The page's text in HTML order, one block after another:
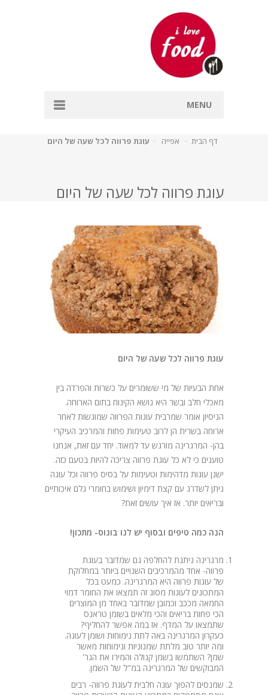
MENU
עיקריות
קינוחים
בלוג
דף הבית אפייה עוגת פרווה לכל שעה של היום
עוגת פרווה לכל שעה של היום
עוגת פרווה לכל שעה של היום
אחת הבעיות של מי ששומרים על כשרות והפרדה בין
מאכלי חלב ובשר היא נושא הקינוח בתום הארוחה.
הניסיון אומר שמרבית עוגות הפרווה שמוגשות לאחר
ארוחה בשרית הן לרוב טעימות פחות והמרכיב העיקרי
בהן- המרגרינה מורגש עד למאוד. יחד עם זאת, אנחנו
טוענים כי לא כל עוגת פרווה צריכה להיות בטעם כזה.
ישנן עוגות מדהימות וטעימות על בסיס פרווה וכל עוגה
ניתן לשדרג עם קצת דימיון ושימוש בחומרי גלם איכותיים
ובריאים יותר. אז איך עושים זאת?
הנה כמה טיפים ובסוף יש לנו בונוס- מתכון!
מרגרינה ניתנת להחלפה גם שמדובר בעוגת
פרווה- אחד מהמרכיבים השנויים ביותר במחלוקת
של עוגות פרווה היא המרגרינה. כמעט בכל
המתכונים לעוגות מסוג זה תמצאו את החומר דמוי
החמאה מככב וכמובן שמדובר באחד מן המוצרים
הכי פחות בריאים והכי מלאים בשומן טראנס
שתמצאו על המדף. אז במה אפשר להחליף?
כעקרון המרגרינה באה לתת נימוחות ושומן לעוגה.
ומה יותר טוב מלתת שמנוניות ונימוחות מאשר
שמן? השתמשו בשמן קנולה והמירו את הגר'
המבוקשים של המרגרינה במ"ל של השמן.
שמנסים להפוך עוגה חלבית לעוגת פרווה- רבים